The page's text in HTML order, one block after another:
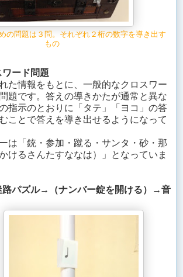
の問題は３問。それぞれ２桁の数字を導き出す
もの
ード問題
た情報をもとに、一般的なクロスワー
題です。答えの導きかたが通常と異な
指示のとおりに「タテ」「ヨコ」の答
ことで答えを導き出せるようになって
は「銃・参加・蹴る・サンタ・砂・那
けるさんたすななは）」となっていま
路パズル→（ナンバー錠を開ける）→音